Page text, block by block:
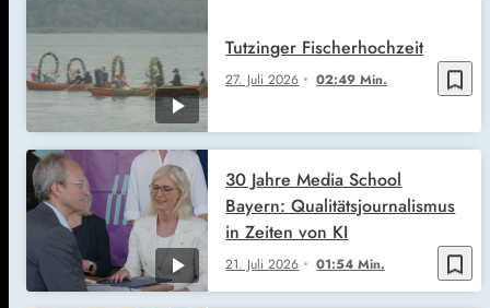
bookmark_border
27. Juli 2026 02:49 Min.
Tutzinger Fischerhochzeit
bookmark_border
21. Juli 2026 01:54 Min.
30 Jahre Media School
Bayern: Qualitätsjournalismus
in Zeiten von KI